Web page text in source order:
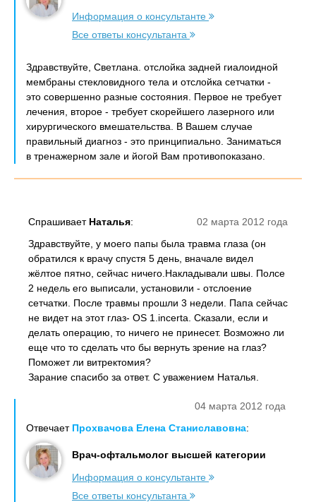
Информация о консультанте
Все ответы консультанта
Здравствуйте, Светлана. отслойка задней гиалоидной
мембраны стекловидного тела и отслойка сетчатки -
это совершенно разные состояния. Первое не требует
лечения, второе - требует скорейшего лазерного или
хирургического вмешательства. В Вашем случае
правильный диагноз - это принципиально. Заниматься
в тренажерном зале и йогой Вам противопоказано.
02 марта 2012 года
Спрашивает Наталья:
Здравствуйте, у моего папы была травма глаза (он
обратился к врачу спустя 5 день, вначале видел
жёлтое пятно, сейчас ничего.Hакладывали швы. Полсе
2 недель его выписали, установили - отслоение
сетчатки. После травмы прошли 3 недели. Папа сейчас
не видет на этот глаз- ОS 1.incerta. Сказали, если и
делать операцию, то ничего не принесет. Возможно ли
еще что то сделать что бы вернуть зрение на глаз?
Поможет ли витректомия?
Зарание спасибо за ответ. С уважением Наталья.
04 марта 2012 года
Отвечает Прохвачова Елена Станиславовна:
Врач-офтальмолог высшей категории
Информация о консультанте
Все ответы консультанта